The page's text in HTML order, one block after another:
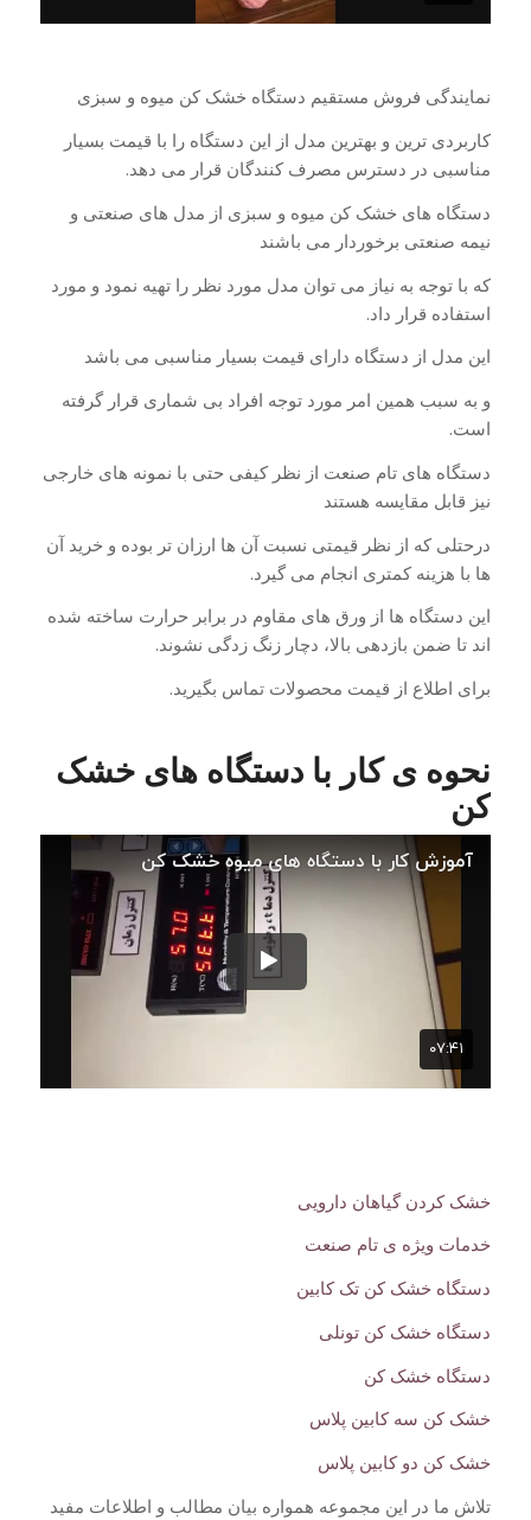
نمایندگی فروش مستقیم دستگاه خشک کن میوه و سبزی
کاربردی ترین و بهترین مدل از این دستگاه را با قیمت بسیار
مناسبی در دسترس مصرف کنندگان قرار می دهد.
دستگاه های خشک کن میوه و سبزی از مدل های صنعتی و
نیمه صنعتی برخوردار می باشند
که با توجه به نیاز می توان مدل مورد نظر را تهیه نمود و مورد
استفاده قرار داد.
این مدل از دستگاه دارای قیمت بسیار مناسبی می باشد
و به سبب همین امر مورد توجه افراد بی شماری قرار گرفته
است.
دستگاه های تام صنعت از نظر کیفی حتی با نمونه های خارجی
نیز قابل مقایسه هستند
درحتلی که از نظر قیمتی نسبت آن ها ارزان تر بوده و خرید آن
ها با هزینه کمتری انجام می گیرد.
این دستگاه ها از ورق های مقاوم در برابر حرارت ساخته شده
اند تا ضمن بازدهی بالا، دچار زنگ زدگی نشوند.
برای اطلاع از قیمت محصولات تماس بگیرید.
نحوه ی کار با دستگاه های خشک
کن
خشک کردن گیاهان دارویی
خدمات ویژه ی تام صنعت
دستگاه خشک کن تک کابین
دستگاه خشک کن تونلی
دستگاه خشک کن
خشک کن سه کابین پلاس
خشک کن دو کابین پلاس
تلاش ما در این مجموعه همواره بیان مطالب و اطلاعات مفید